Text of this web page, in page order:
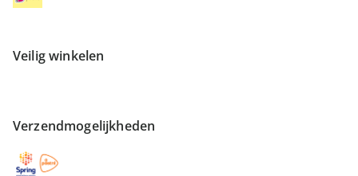
Veilig winkelen
Verzendmogelijkheden